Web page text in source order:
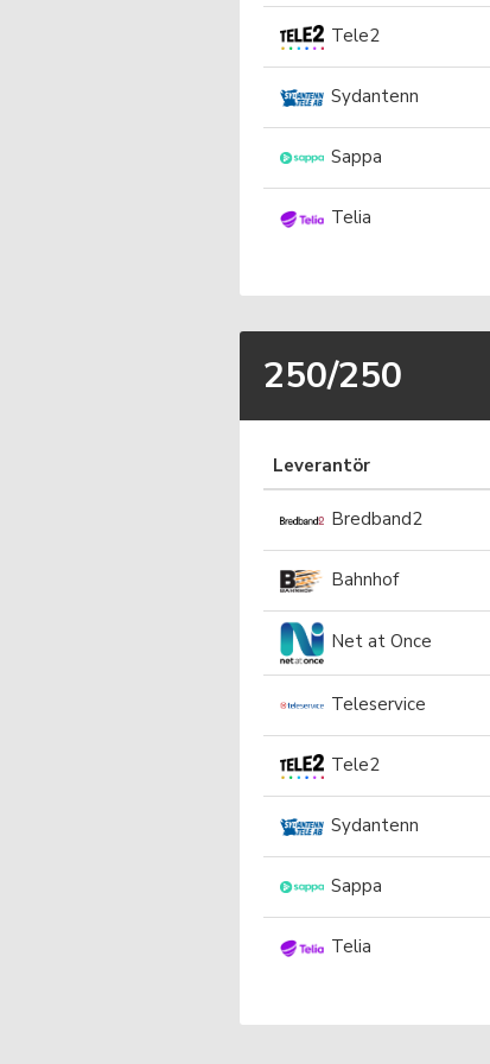
Tele2
Sydantenn
Sappa
Telia
250/250
Leverantör
Bredband2
Bahnhof
Net at Once
Teleservice
Tele2
Sydantenn
Sappa
Telia